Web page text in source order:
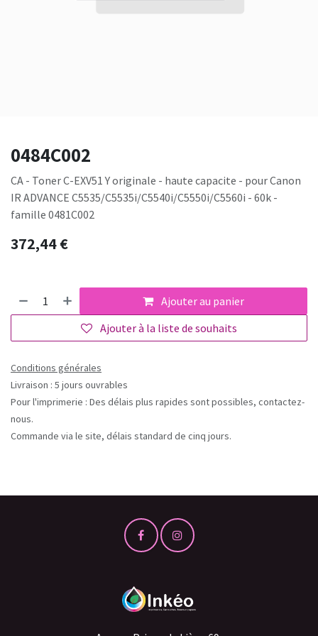
0484C002
CA - Toner C-EXV51 Y originale - haute capacite - pour Canon
IR ADVANCE C5535/C5535i/C5540i/C5550i/C5560i - 60k -
famille 0481C002
372,44€
Ajouter au panier
Ajouter à la liste de souhaits
Conditions générales
Livraison : 5 jours ouvrables
Pour l'imprimerie : Des délais plus rapides sont possibles, contactez-
nous.
Commande via le site, délais standard de cinq jours.